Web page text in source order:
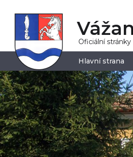
Oficiální stránky
Hlavní strana